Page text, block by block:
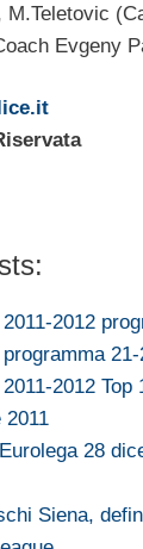
M.Teletovic
Evgeny
2012
programma
2011-2012
2011
28
Siena,